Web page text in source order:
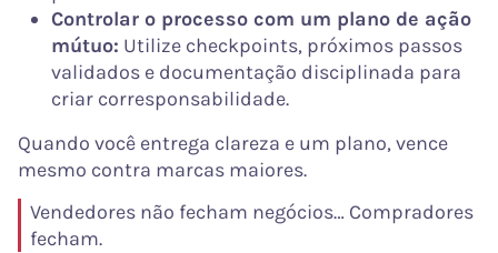
Controlar o processo com um plano de ação
mútuo: Utilize checkpoints, próximos passos
validados e documentação disciplinada para
criar corresponsabilidade.
Quando você entrega clareza e um plano, vence
mesmo contra marcas maiores.
Vendedores não fecham negócios… Compradores
fecham.